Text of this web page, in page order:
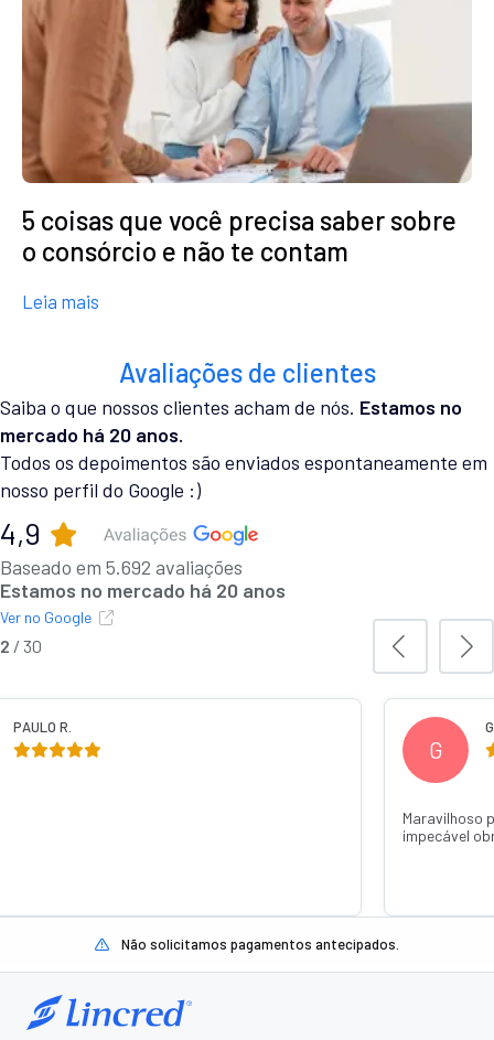
5 coisas que você precisa saber sobre
o consórcio e não te contam
Leia mais
Avaliações de clientes
Saiba o que nossos clientes acham de nós. Estamos no
mercado há 20 anos.
Todos os depoimentos são enviados espontaneamente em
nosso perfil do Google :)
4,9
Baseado em 5.692 avaliações
Estamos no mercado há 20 anos
Ver no Google
PAULO R.
G
Maravilhoso
impecável
2 / 30
Não solicitamos pagamentos antecipados.